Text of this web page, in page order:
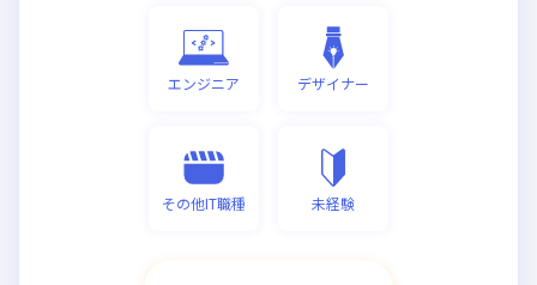
エンジニア デザイナー
その他IT職種 未経験